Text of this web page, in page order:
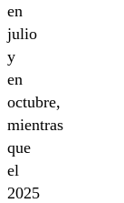
en
julio
y
en
octubre,
mientras
que
el
2025